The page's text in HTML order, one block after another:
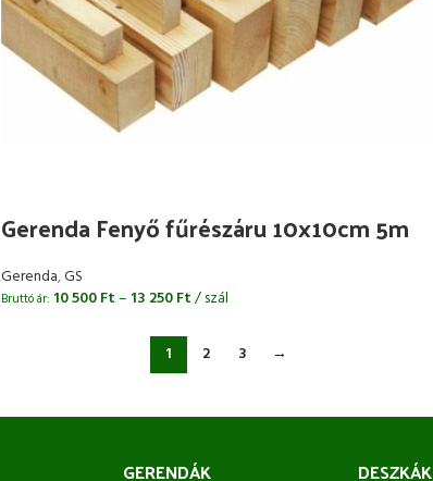
Gerenda Fenyő fűrészáru 10x10cm 5m
Gerenda,GS
Bruttó ár: 10 500Ft– 13 250Ft/ szál
1 2 3 →
GERENDÁK DESZKÁK